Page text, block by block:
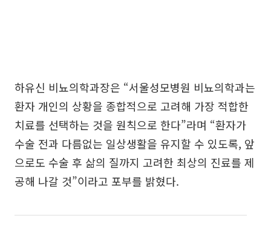
하유신 비뇨의학과장은 “서울성모병원 비뇨의학과는
환자 개인의 상황을 종합적으로 고려해 가장 적합한
치료를 선택하는 것을 원칙으로 한다”라며 “환자가
수술 전과 다름없는 일상생활을 유지할 수 있도록, 앞
으로도 수술 후 삶의 질까지 고려한 최상의 진료를 제
공해 나갈 것”이라고 포부를 밝혔다.